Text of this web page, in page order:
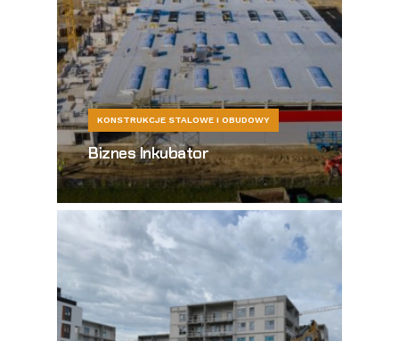
KONSTRUKCJE STALOWE I OBUDOWY
Biznes Inkubator